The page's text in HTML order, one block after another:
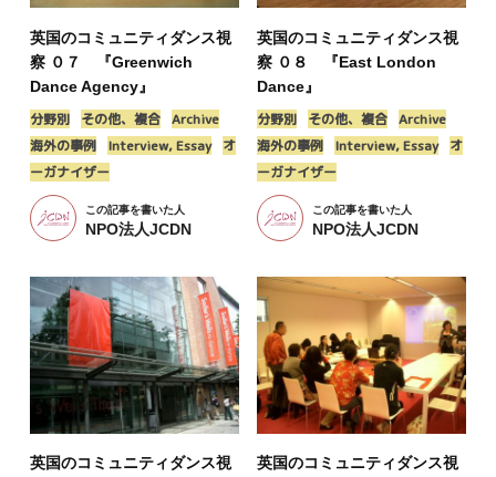
英国のコミュニティダンス視
察 ０７ 『Greenwich
Dance Agency』
分野別 その他、複合 Archive
海外の事例
Interview, Essay
オ
ーガナイザー
この記事を書いた人
NPO法人JCDN
英国のコミュニティダンス視
察 ０８ 『East London
Dance』
分野別 その他、複合 Archive
海外の事例
Interview, Essay
オ
ーガナイザー
この記事を書いた人
NPO法人JCDN
英国のコミュニティダンス視
英国のコミュニティダンス視